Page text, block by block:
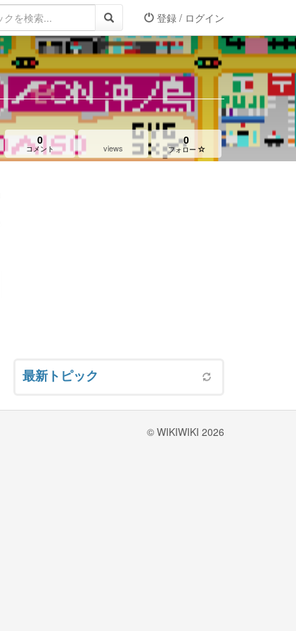
登録 / ログイン
0
コメント views
0
フォロー
最新トピック
© WIKIWIKI 2026